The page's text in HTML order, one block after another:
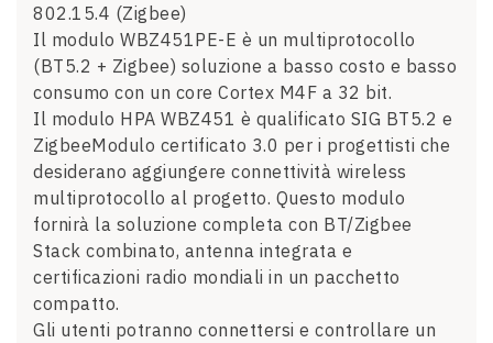
802.15.4 (Zigbee)
Il modulo WBZ451PE-E è un multiprotocollo
(BT5.2 + Zigbee) soluzione a basso costo e basso
consumo con un core Cortex M4F a 32 bit.
Il modulo HPA WBZ451 è qualificato SIG BT5.2 e
ZigbeeModulo certificato 3.0 per i progettisti che
desiderano aggiungere connettività wireless
multiprotocollo al progetto. Questo modulo
fornirà la soluzione completa con BT/Zigbee
Stack combinato, antenna integrata e
certificazioni radio mondiali in un pacchetto
compatto.
Gli utenti potranno connettersi e controllare un